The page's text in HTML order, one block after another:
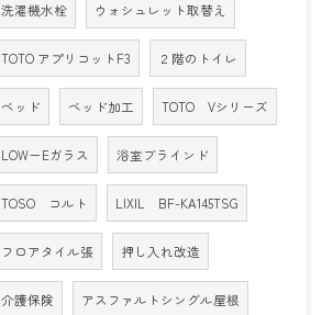
洗濯機水栓 ウォシュレット取替え
TOTO アプリコットF3 ２階のトイレ
ベッド ベッド加工 TOTO Vシリーズ
LOW－Eガラス 浴室ブラインド
TOSO コルト LIXIL BF-KA145TSG
フロアタイル張 押し入れ改造
介護保険 アスファルトシングル屋根